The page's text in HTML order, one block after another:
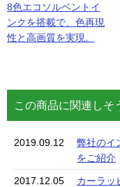
8色エコソルベントイ
ンクを搭載で、色再現
性と高画質を実現。
この商品に関連しそ
2019.09.12
弊社のイ
をご紹介
2017.12.05
カーラッ